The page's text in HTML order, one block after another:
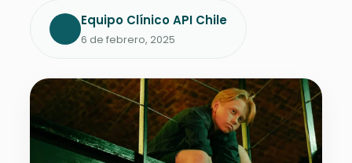
Equipo Clínico API Chile
6 de febrero, 2025